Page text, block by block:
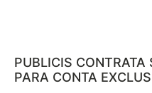
PUBLICIS CONTRATA
PARA CONTA